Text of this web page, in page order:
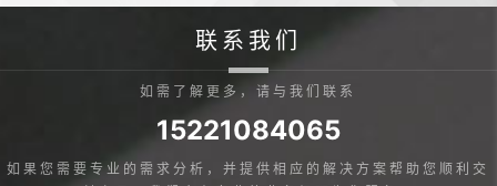
联系我们
如需了解更多，请与我们联系
15221084065
如果您需要专业的需求分析，并提供相应的解决方案帮助您顺利交